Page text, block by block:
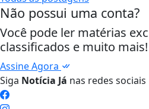
Não possui uma conta?
Você pode ler matérias
classificados e muito mais!
Assine Agora
Siga Notícia Já nas redes sociais